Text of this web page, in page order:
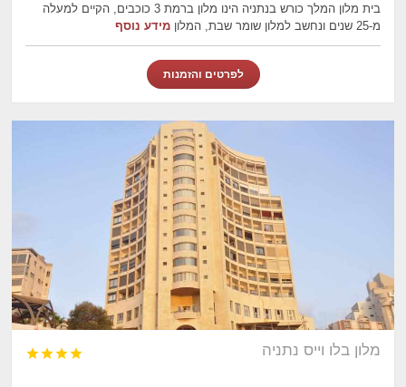
בית מלון המלך כורש בנתניה הינו מלון ברמת 3 כוכבים, הקיים למעלה
מ-25 שנים ונחשב למלון שומר שבת, המלון
מידע נוסף
לפרטים והזמנות
מלון בלו וייס נתניה 


